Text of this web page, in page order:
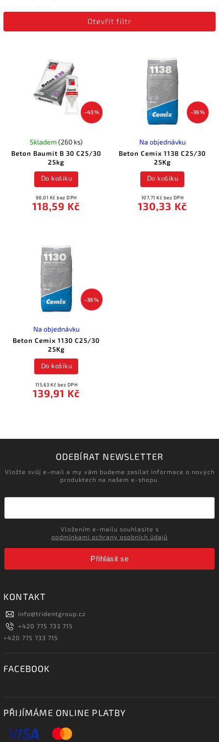
Nejdražší
Otevřít filtr
–43 %
Beton Baumit B 30 C25/30
25kg
Skladem(260 ks)
98,01 Kč bez DPH
118,59 Kč
Do košíku
–36 %
Beton Cemix 1138 C25/30
25Kg
Na objednávku
107,71 Kč bez DPH
130,33 Kč
Do košíku
–36 %
Beton Cemix 1130 C25/30
25Kg
Na objednávku
115,63 Kč bez DPH
139,91 Kč
Do košíku
ODEBÍRAT NEWSLETTER
Vložte svůj e-mail a my vám budeme zasílat informace o nových
produktech na našem e-shopu.
podmínkami ochrany osobních údajů
Přihlásit se
KONTAKT
info@tridentgroup.cz
+420 775 733 715
+420 775 733 715
FACEBOOK
PŘIJÍMÁME ONLINE PLATBY